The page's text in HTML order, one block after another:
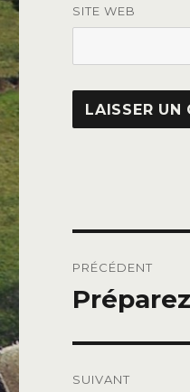
SITE WEB
de
PRÉCÉDENT
Publication
SUIVANT